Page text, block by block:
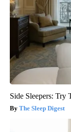
Side Sleepers:
The Sleep Digest